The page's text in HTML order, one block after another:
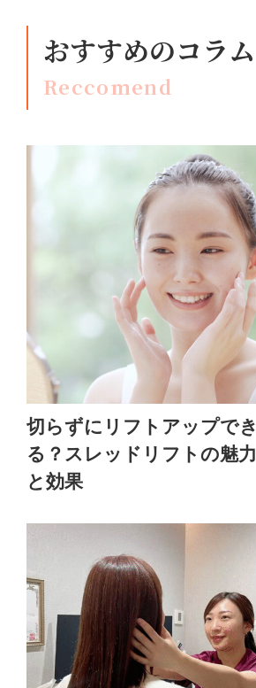
おすすめのコラム
Reccomend
切らずにリフトアップでき
る？スレッドリフトの魅力
と効果